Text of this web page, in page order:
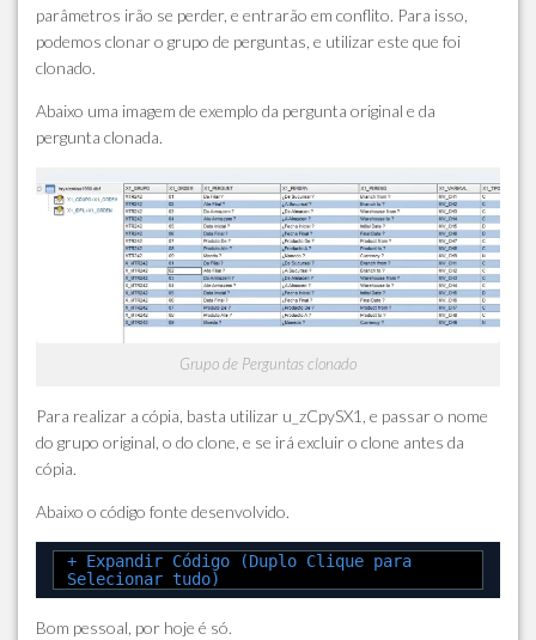
parâmetros irão se perder, e entrarão em conflito. Para isso,
podemos clonar o grupo de perguntas, e utilizar este que foi
clonado.
Abaixo uma imagem de exemplo da pergunta original e da
pergunta clonada.
Grupo de Perguntas clonado
Para realizar a cópia, basta utilizar u_zCpySX1, e passar o nome
do grupo original, o do clone, e se irá excluir o clone antes da
cópia.
Abaixo o código fonte desenvolvido.
+ Expandir Código (Duplo Clique para
Selecionar tudo)
Bom pessoal, por hoje é só.